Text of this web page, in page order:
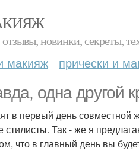
новинки, секреты,
макияж прически и
одна другой
в первый день совместной
Так - же я
что в главный день вы